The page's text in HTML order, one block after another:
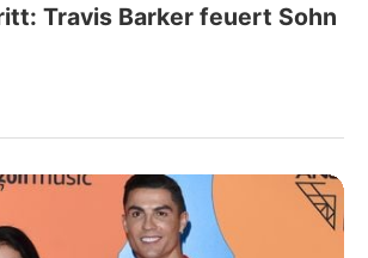
Travis Barker feuert Sohn